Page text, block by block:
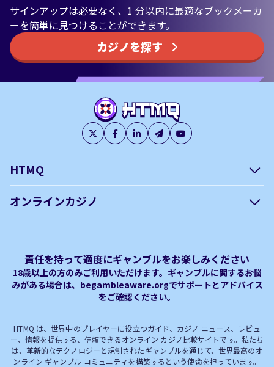
サインアップは必要なく、1 分以内に最適なブックメーカ
ーを簡単に見つけることができます。
カジノを探す
HTMQ
オンラインカジノ
オンラインカジノ フリースピ
ン おすすめ
Plinko｜プリンコとは？
オンラインカジノ最新サイト
オンラインカジノボーナス
責任を持って適度にギャンブルをお楽しみください
18歳以上の方のみご利用いただけます。ギャンブルに関するお悩
みがある場合は、begambleaware.orgでサポートとアドバイス
をご確認ください。
HTMQ は、世界中のプレイヤーに役立つガイド、カジノ ニュース、レビュ
ー、情報を提供する、信頼できるオンライン カジノ比較サイトです。私たち
は、革新的なテクノロジーと規制されたギャンブルを通じて、世界最高のオ
ンライン ギャンブル コミュニティを構築するという使命を担っています。